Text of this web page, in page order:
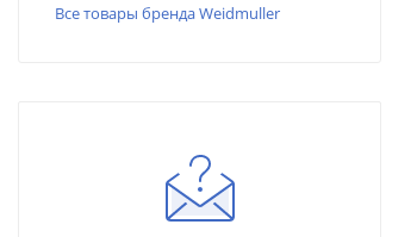
Все товары бренда Weidmuller